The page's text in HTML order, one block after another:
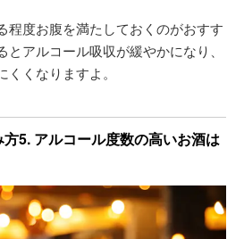
程度お腹を満たしておくのがおすす
アルコール吸収が緩やかになり、
くなりますよ。
5. アルコール度数の高いお酒は